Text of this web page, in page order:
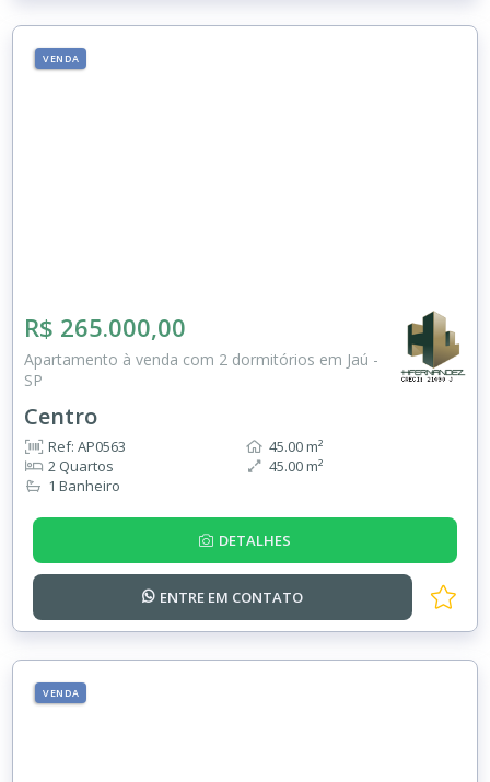
VENDA
R$ 265.000,00
Apartamento à venda com 2 dormitórios em Jaú -
SP
Centro
Ref: AP0563
2 Quartos
1 Banheiro
45.00 m²
45.00 m²
DETALHES
ENTRE EM CONTATO
VENDA